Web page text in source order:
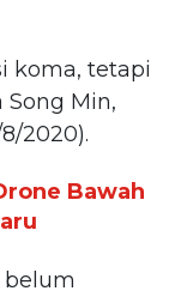
koma, tetapi
Min,
2020).
Bawah
belum